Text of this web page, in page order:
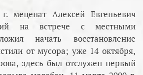
меценат Алексей Евгеньевич
на встрече с местными
начать восстановление
от мусора; уже 14 октября,
здесь был отслужен первый